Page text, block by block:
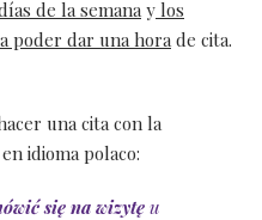
de la semanay los
poder dar una horade cita.
una cita con la
idioma polaco:
się na wizytęu